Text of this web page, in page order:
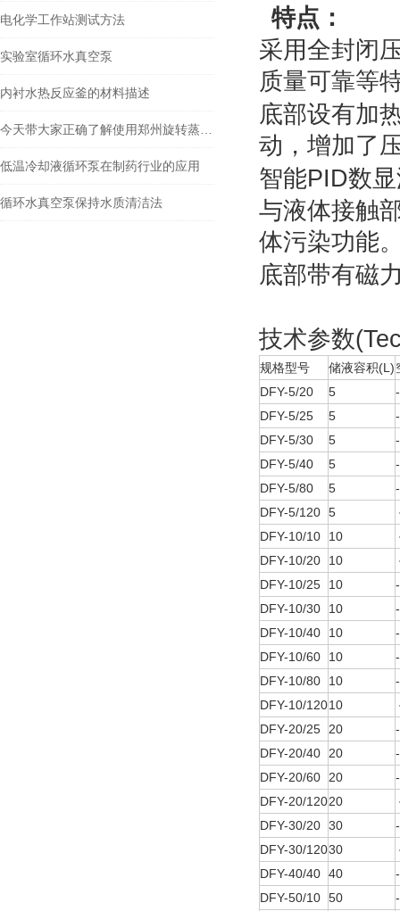
电化学工作站测试方法
实验室循环水真空泵
内衬水热反应釜的材料描述
低温冷却液循环泵在制药行业的应用
循环水真空泵保持水质清洁法
特点：
采用全封闭
质量可靠等
底部设有加
动，增加了
智能PID数
与液体接触
体污染功能
底部带有磁
技术参数
规格型号 储液容积(L)
DFY-5/20
5
DFY-5/25
5
DFY-5/30
5
DFY-5/40
5
DFY-5/80
5
DFY-5/120 5
DFY-10/10
10
DFY-10/20
10
DFY-10/25
10
DFY-10/30
10
DFY-10/40
10
DFY-10/60
10
DFY-10/80
10
DFY-10/12010
DFY-20/25
20
DFY-20/40
20
DFY-20/60
20
DFY-20/12020
DFY-30/20 30
DFY-30/12030
DFY-40/40 40
DFY-50/10 50